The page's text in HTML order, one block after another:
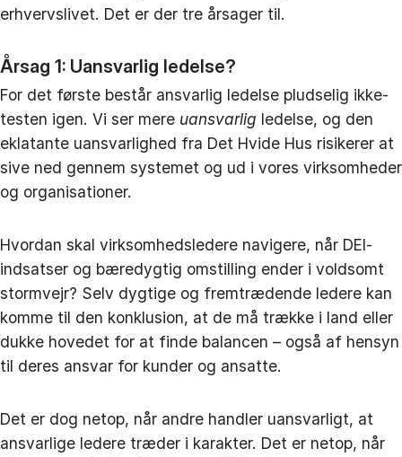
erhvervslivet. Det er der tre årsager til.
Årsag 1: Uansvarlig ledelse?
For det første består ansvarlig ledelse pludselig ikke-
testen igen. Vi ser mere uansvarlig ledelse, og den
eklatante uansvarlighed fra Det Hvide Hus risikerer at
sive ned gennem systemet og ud i vores virksomheder
og organisationer.
Hvordan skal virksomhedsledere navigere, når DEI-
indsatser og bæredygtig omstilling ender i voldsomt
stormvejr? Selv dygtige og fremtrædende ledere kan
komme til den konklusion, at de må trække i land eller
dukke hovedet for at finde balancen – også af hensyn
til deres ansvar for kunder og ansatte.
Det er dog netop, når andre handler uansvarligt, at
ansvarlige ledere træder i karakter. Det er netop, når